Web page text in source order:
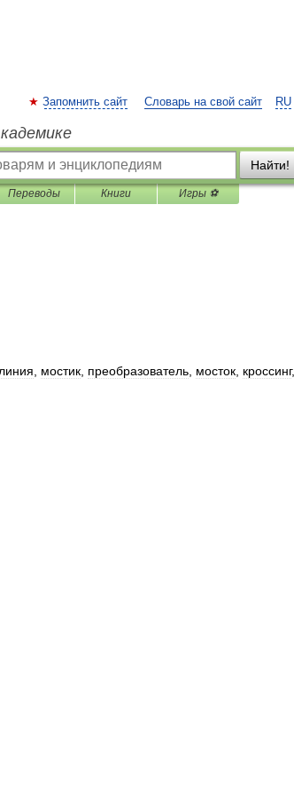
RU
Запомнить сайт Словарь на свой сайт
Найти!
Переводы Книги Игры ⚽
линия мостик преобразователь мосток кроссинг,